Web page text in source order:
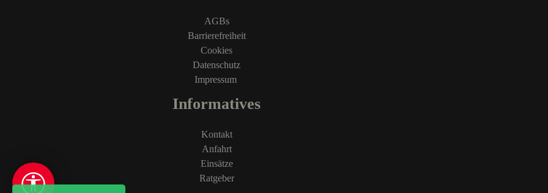
AGBs
Barrierefreiheit
Cookies
Datenschutz
Impressum
Informatives
Kontakt
Anfahrt
Einsätze
Ratgeber